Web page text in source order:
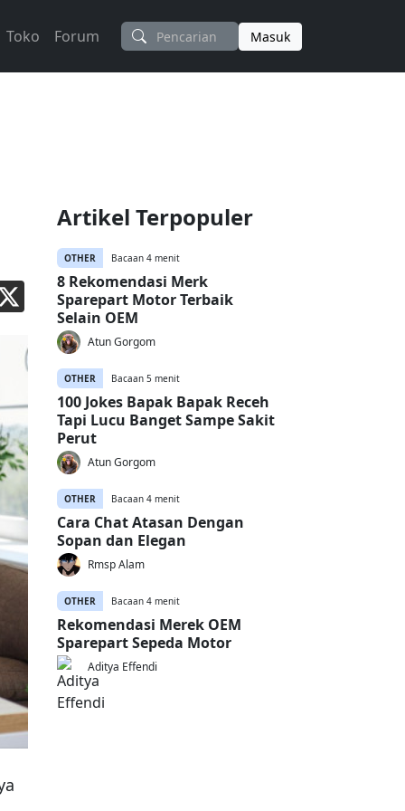
Toko Forum Masuk
Artikel Terpopuler
OTHER Bacaan 4 menit
8 Rekomendasi Merk
Sparepart Motor Terbaik
Selain OEM
Atun Gorgom
OTHER Bacaan 5 menit
100 Jokes Bapak Bapak Receh
Tapi Lucu Banget Sampe Sakit
Perut
Atun Gorgom
OTHER Bacaan 4 menit
Cara Chat Atasan Dengan
Sopan dan Elegan
Rmsp Alam
OTHER Bacaan 4 menit
Rekomendasi Merek OEM
Sparepart Sepeda Motor
Aditya Effendi